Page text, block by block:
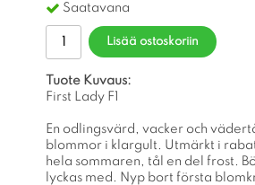
Saatavana
Lisää ostoskoriin
Tuote Kuvaus:
First Lady F1
En odlingsvärd, vacker och
blommor i klargult. Utmärkt i
hela sommaren, tål en del frost.
lyckas med. Nyp bort första